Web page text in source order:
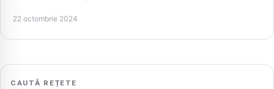
22 octombrie 2024
CAUTĂ REȚETE